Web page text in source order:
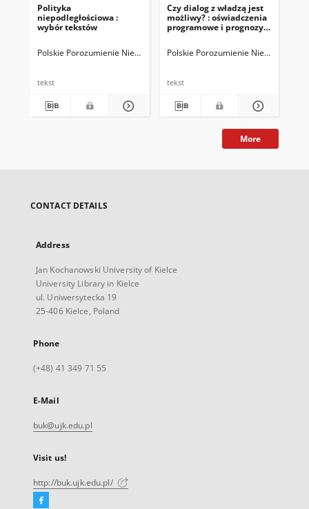
Polityka
niepodległościowa :
wybór tekstów
Polskie Porozumienie Niepodległościowe.
tekst
Czy dialog z władzą jest
możliwy? : oświadczenia
programowe i prognozy.
Polskie Porozumienie
tekst
More
CONTACT DETAILS
Address
Jan Kochanowski University of Kielce
University Library in Kielce
ul. Uniwersytecka 19
25-406 Kielce, Poland
Phone
(+48) 41 349 71 55
E-Mail
buk@ujk.edu.pl
Visit us!
http://buk.ujk.edu.pl/
Facebook